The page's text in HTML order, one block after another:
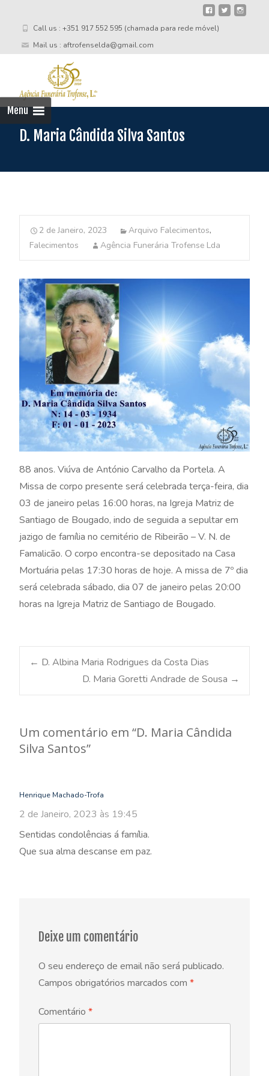
Call us : +351 917 552 595 (chamada para rede móvel)
Mail us : aftrofenselda@gmail.com
Menu
D. Maria Cândida Silva Santos
2 de Janeiro, 2023 Arquivo Falecimentos,
Falecimentos
Agência Funerária Trofense Lda
88 anos. Viúva de António Carvalho da Portela. A
Missa de corpo presente será celebrada terça-feira, dia
03 de janeiro pelas 16:00 horas, na Igreja Matriz de
Santiago de Bougado, indo de seguida a sepultar em
jazigo de família no cemitério de Ribeirão – V. N. de
Famalicão. O corpo encontra-se depositado na Casa
Mortuária pelas 17:30 horas de hoje. A missa de 7º dia
será celebrada sábado, dia 07 de janeiro pelas 20:00
horas na Igreja Matriz de Santiago de Bougado.
Post
← D. Albina Maria Rodrigues da Costa Dias
D. Maria Goretti Andrade de Sousa →
Um comentário em “D. Maria Cândida
Silva Santos”
Henrique Machado-Trofa
2 de Janeiro, 2023 às 19:45
Sentidas condolências á família.
Que sua alma descanse em paz.
Deixe um comentário
O seu endereço de email não será publicado.
Campos obrigatórios marcados com *
Comentário *